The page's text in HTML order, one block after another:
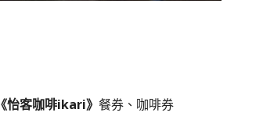
《怡客咖啡ikari》 餐券、咖啡券